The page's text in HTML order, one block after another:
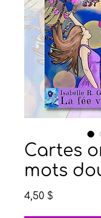
Cartes
mots
4,50 $